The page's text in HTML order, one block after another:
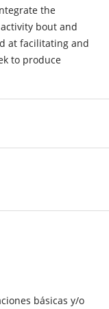
the
bout and
at facilitating and
to produce
básicas y/o